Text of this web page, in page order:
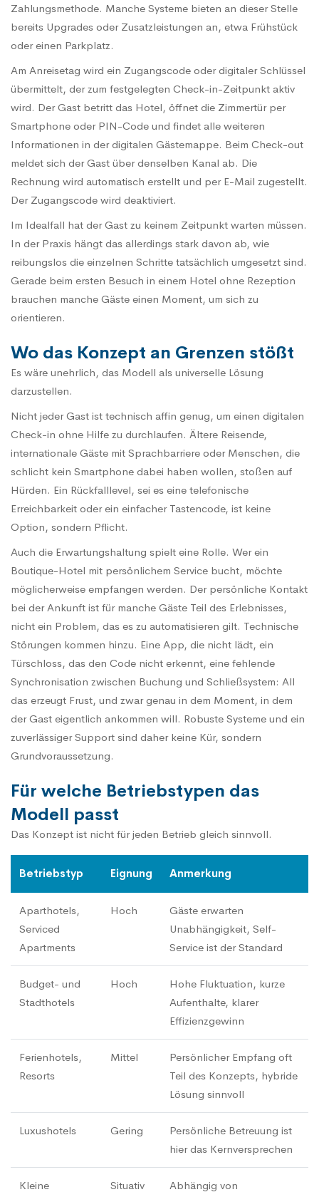
Zahlungsmethode. Manche Systeme bieten an dieser Stelle
bereits Upgrades oder Zusatzleistungen an, etwa Frühstück
oder einen Parkplatz.
Am Anreisetag wird ein Zugangscode oder digitaler Schlüssel
übermittelt, der zum festgelegten Check-in-Zeitpunkt aktiv
wird. Der Gast betritt das Hotel, öffnet die Zimmertür per
Smartphone oder PIN-Code und findet alle weiteren
Informationen in der digitalen Gästemappe. Beim Check-out
meldet sich der Gast über denselben Kanal ab. Die
Rechnung wird automatisch erstellt und per E-Mail zugestellt.
Der Zugangscode wird deaktiviert.
Im Idealfall hat der Gast zu keinem Zeitpunkt warten müssen.
In der Praxis hängt das allerdings stark davon ab, wie
reibungslos die einzelnen Schritte tatsächlich umgesetzt sind.
Gerade beim ersten Besuch in einem Hotel ohne Rezeption
brauchen manche Gäste einen Moment, um sich zu
orientieren.
Wo das Konzept an Grenzen stößt
Es wäre unehrlich, das Modell als universelle Lösung
darzustellen.
Nicht jeder Gast ist technisch affin genug, um einen digitalen
Check-in ohne Hilfe zu durchlaufen. Ältere Reisende,
internationale Gäste mit Sprachbarriere oder Menschen, die
schlicht kein Smartphone dabei haben wollen, stoßen auf
Hürden. Ein Rückfalllevel, sei es eine telefonische
Erreichbarkeit oder ein einfacher Tastencode, ist keine
Option, sondern Pflicht.
Auch die Erwartungshaltung spielt eine Rolle. Wer ein
Boutique-Hotel mit persönlichem Service bucht, möchte
möglicherweise empfangen werden. Der persönliche Kontakt
bei der Ankunft ist für manche Gäste Teil des Erlebnisses,
nicht ein Problem, das es zu automatisieren gilt. Technische
Störungen kommen hinzu. Eine App, die nicht lädt, ein
Türschloss, das den Code nicht erkennt, eine fehlende
Synchronisation zwischen Buchung und Schließsystem: All
das erzeugt Frust, und zwar genau in dem Moment, in dem
der Gast eigentlich ankommen will. Robuste Systeme und ein
zuverlässiger Support sind daher keine Kür, sondern
Grundvoraussetzung.
Für welche Betriebstypen das
Modell passt
Das Konzept ist nicht für jeden Betrieb gleich sinnvoll.
Betriebstyp Eignung Anmerkung
Aparthotels,
Serviced
Apartments
Hoch
Gäste erwarten
Unabhängigkeit, Self-
Service ist der Standard
Budget- und
Stadthotels
Hoch
Hohe Fluktuation, kurze
Aufenthalte, klarer
Effizienzgewinn
Ferienhotels,
Resorts
Mittel
Persönlicher Empfang oft
Teil des Konzepts, hybride
Lösung sinnvoll
Luxushotels Gering
Persönliche Betreuung ist
hier das Kernversprechen
Kleine
Situativ
Abhängig von